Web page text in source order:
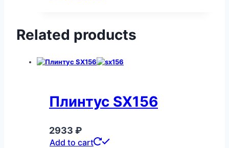
Related products
Плинтус SX156
2933 ₽
Add to cart